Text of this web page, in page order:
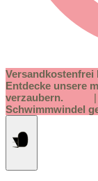
Springe
zum
Inhalt
Versandkostenfrei
Entdecke unsere
verzaubern.
Schwimmwindel